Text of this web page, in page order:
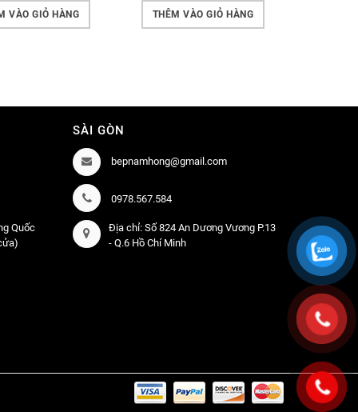
VÀO GIỎ HÀNG THÊM VÀO GIỎ HÀNG
Quốc
SÀI GÒN
bepnamhong@gmail.com
0978.567.584
Địa chỉ: Số 824 An Dương Vương P.13
- Q.6 Hồ Chí Minh